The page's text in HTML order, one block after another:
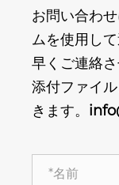
お問い合わ
ムを使用し
早くご連絡さ
添付ファイ
きます。